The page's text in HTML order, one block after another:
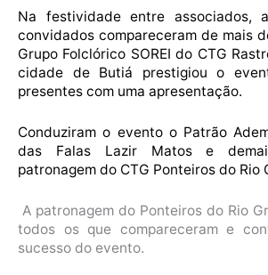
Na festividade entre associados,
convidados compareceram de mais
Grupo Folclórico SOREI do CTG
cidade de Butiá prestigiou o
presentes com uma apresentação.
Conduziram o evento o Patrão
das Falas Lazir Matos e
patronagem do CTG Ponteiros do Rio
A patronagem do Ponteiros do Rio
todos os que compareceram e
sucesso do evento.